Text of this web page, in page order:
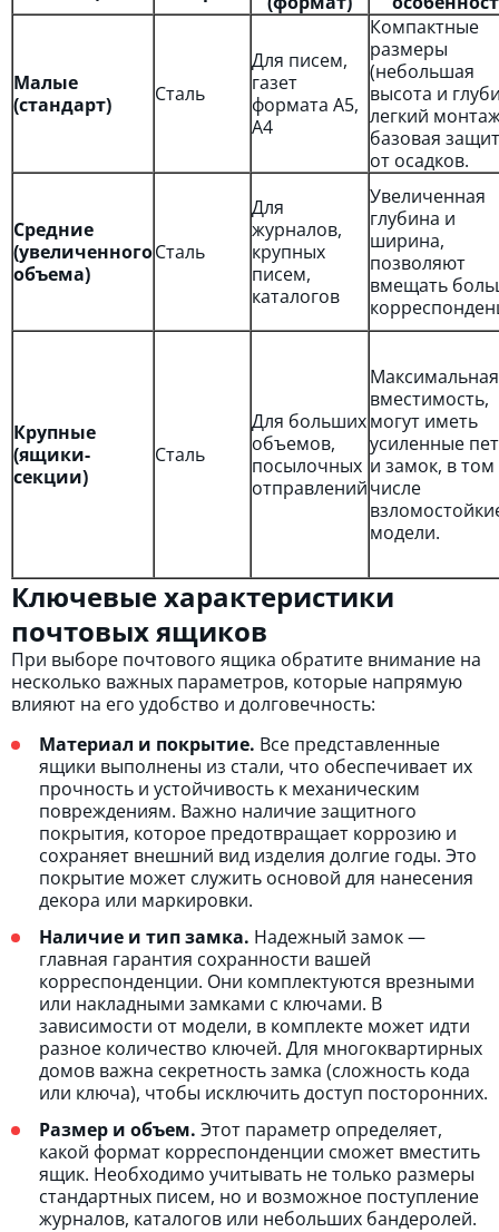
Малые
(стандарт)
Сталь
Для писем,
газет
формата А5,
А4
Компактные
размеры
(небольшая
высота и
легкий
базовая
от осадков.
Средние
(увеличенного
объема)
Сталь
Для
журналов,
крупных
писем,
каталогов
Увеличенная
глубина и
ширина,
позволяют
вмещать
Крупные
(ящики-
секции)
Сталь
Для больших
объемов,
посылочных
отправлений
Максимальная
вместимость,
могут иметь
усиленные
и замок, в том
числе
модели.
Ключевые характеристики
почтовых ящиков
При выборе почтового ящика обратите внимание на
несколько важных параметров, которые напрямую
влияют на его удобство и долговечность:
Материал и покрытие. Все представленные
ящики выполнены из стали, что обеспечивает их
прочность и устойчивость к механическим
повреждениям. Важно наличие защитного
покрытия, которое предотвращает коррозию и
сохраняет внешний вид изделия долгие годы. Это
покрытие может служить основой для нанесения
декора или маркировки.
Наличие и тип замка. Надежный замок —
главная гарантия сохранности вашей
корреспонденции. Они комплектуются врезными
или накладными замками с ключами. В
зависимости от модели, в комплекте может идти
разное количество ключей. Для многоквартирных
домов важна секретность замка (сложность кода
или ключа), чтобы исключить доступ посторонних.
Размер и объем. Этот параметр определяет,
какой формат корреспонденции сможет вместить
ящик. Необходимо учитывать не только размеры
стандартных писем, но и возможное поступление
журналов, каталогов или небольших бандеролей.